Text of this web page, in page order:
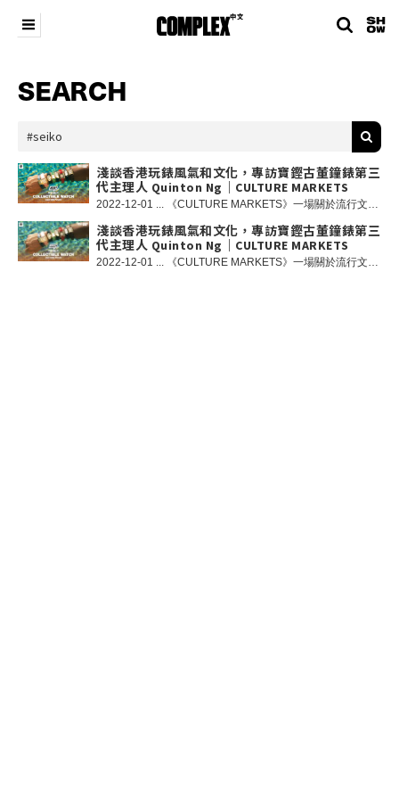
SEARCH
淺談香港玩錶風氣和文化，專訪寶鏗古董鐘錶第三
代主理人 Quinton Ng｜CULTURE MARKETS
2022-12-01 ... 《CULTURE MARKETS》一場關於流行文化的 Talk Show！今集我們一齊討論下香港的玩錶文化，特別邀請到寶鏗古董鐘錶第三代傳人 Quinton Ng！作為一位非常年輕的古董鐘錶店的主理人，Quinton 自小浸淫在古董鐘錶的世界，耳濡目染之下培養出自己對鐘錶甚至古著的熱愛，迷上古物背後的種種故事。今集請 Quinton 分享舊年代的古董鐘錶買賣風氣以及新一代愛錶之人的收藏心態。此外，主持人 JBS、Horace 和 Oscar 也會分享自己的愛錶，最後一齊「DRIP、FLIP OR SKIP」市面上的大熱 Collectible Watch！各位愛錶之人或是準備入坑的朋友務必收看！
淺談香港玩錶風氣和文化，專訪寶鏗古董鐘錶第三
代主理人 Quinton Ng｜CULTURE MARKETS
2022-12-01 ... 《CULTURE MARKETS》一場關於流行文化的 Talk Show！今集我們一齊討論下香港的玩錶文化，特別邀請到寶鏗古董鐘錶第三代傳人 Quinton Ng！作為一位非常年輕的古董鐘錶店的主理人，Quinton 自小浸淫在古董鐘錶的世界，耳濡目染之下培養出自己對鐘錶甚至古著的熱愛，迷上古物背後的種種故事。今集請 Quinton 分享舊年代的古董鐘錶買賣風氣以及新一代愛錶之人的收藏心態。此外，主持人 JBS、Horace 和 Oscar 也會分享自己的愛錶，最後一齊「DRIP、FLIP OR SKIP」市面上的大熱 Collectible Watch！各位愛錶之人或是準備入坑的朋友務必收看！